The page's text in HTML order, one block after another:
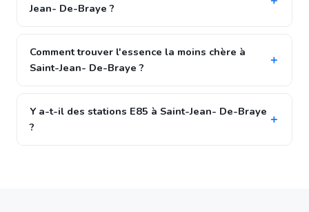
Jean- De-Braye ?
Comment trouver l'essence la moins chère à
Saint-Jean- De-Braye ?
Y a-t-il des stations E85 à Saint-Jean- De-Braye
?